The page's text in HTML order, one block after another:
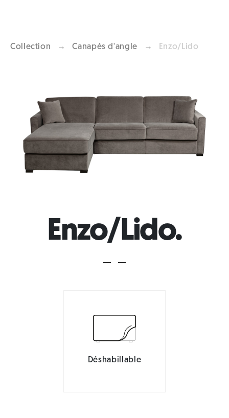
Collection → Canapés d'angle → Enzo/Lido
Previous
Enzo/Lido.
Déshabillable